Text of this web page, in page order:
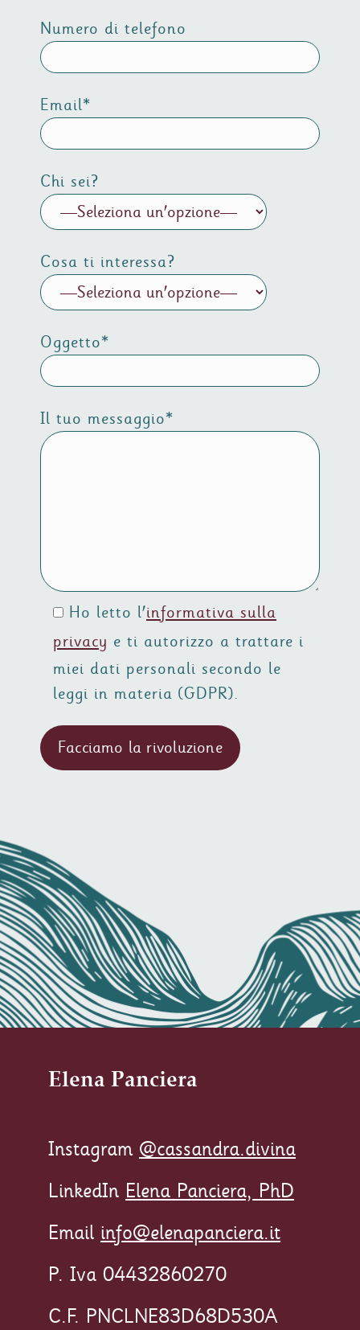
Numero di telefono
Email*
Chi sei?
Cosa ti interessa?
Oggetto*
Il tuo messaggio*
Ho letto l'informativa sulla
privacy e ti autorizzo a trattare i
miei dati personali secondo le
leggi in materia (GDPR).
Elena Panciera
Instagram @cassandra.divina
LinkedIn Elena Panciera, PhD
Email info@elenapanciera.it
P. Iva 04432860270
C.F. PNCLNE83D68D530A